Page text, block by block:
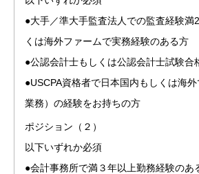
●大手／準大手監査法人での監査経験満
くは海外ファームで実務経験のある方
●公認会計士もしくは公認会計士試験合
●USCPA資格者で日本国内もしくは海
業務）の経験をお持ちの方
ポジション（２）
以下いずれか必須
●会計事務所で満３年以上勤務経験のあ